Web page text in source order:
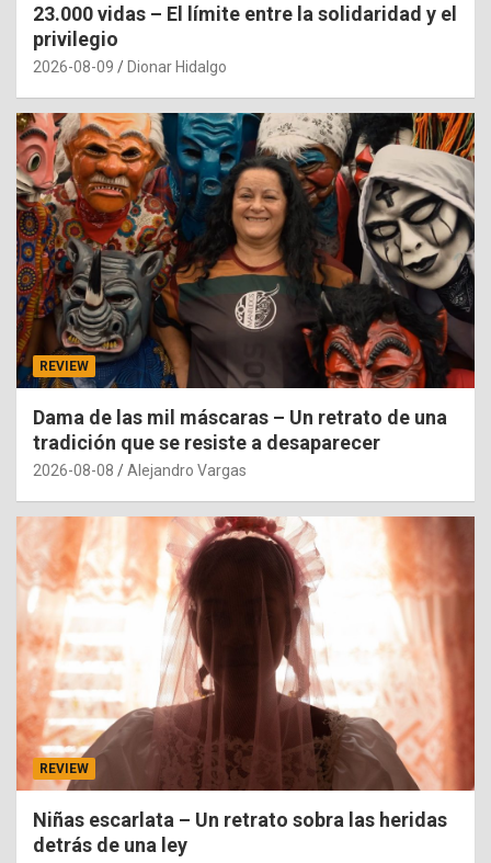
23.000 vidas – El límite entre la solidaridad y el
privilegio
2026-08-09 Dionar Hidalgo
REVIEW
Dama de las mil máscaras – Un retrato de una
tradición que se resiste a desaparecer
2026-08-08 Alejandro Vargas
REVIEW
Niñas escarlata – Un retrato sobra las heridas
detrás de una ley